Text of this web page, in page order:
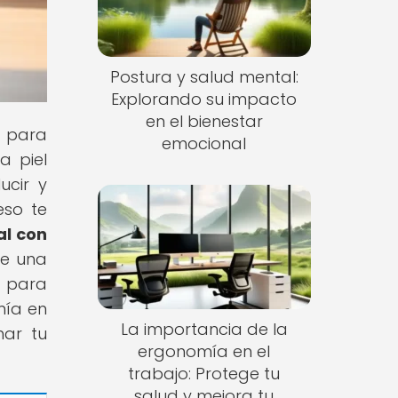
para
piel
y
te
con
una
para
en
tu
Postura y salud mental:
Explorando su impacto
en el bienestar
emocional
La importancia de la
ergonomía en el
trabajo: Protege tu